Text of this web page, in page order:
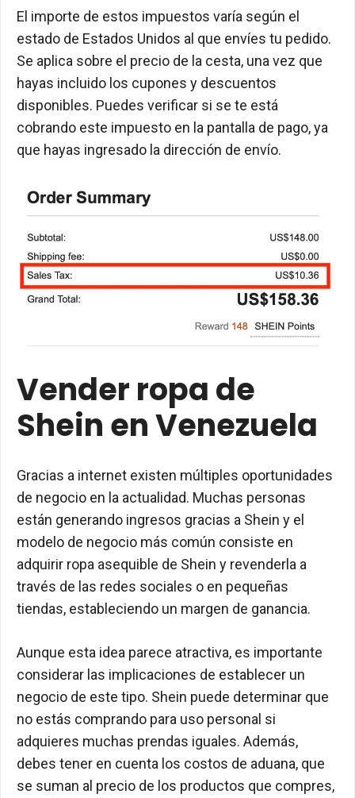
El importe de estos impuestos varía según el
estado de Estados Unidos al que envíes tu pedido.
Se aplica sobre el precio de la cesta, una vez que
hayas incluido los cupones y descuentos
disponibles. Puedes verificar si se te está
cobrando este impuesto en la pantalla de pago, ya
que hayas ingresado la dirección de envío.
Vender ropa de
Shein en Venezuela
Gracias a internet existen múltiples oportunidades
de negocio en la actualidad. Muchas personas
están generando ingresos gracias a Shein y el
modelo de negocio más común consiste en
adquirir ropa asequible de Shein y revenderla a
través de las redes sociales o en pequeñas
tiendas, estableciendo un margen de ganancia.
Aunque esta idea parece atractiva, es importante
considerar las implicaciones de establecer un
negocio de este tipo. Shein puede determinar que
no estás comprando para uso personal si
adquieres muchas prendas iguales. Además,
debes tener en cuenta los costos de aduana, que
se suman al precio de los productos que compres,